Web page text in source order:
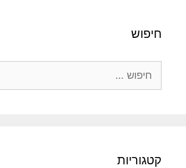
חיפוש
קטגוריות